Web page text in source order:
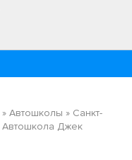
» Автошколы » Санкт-
Автошкола Джек